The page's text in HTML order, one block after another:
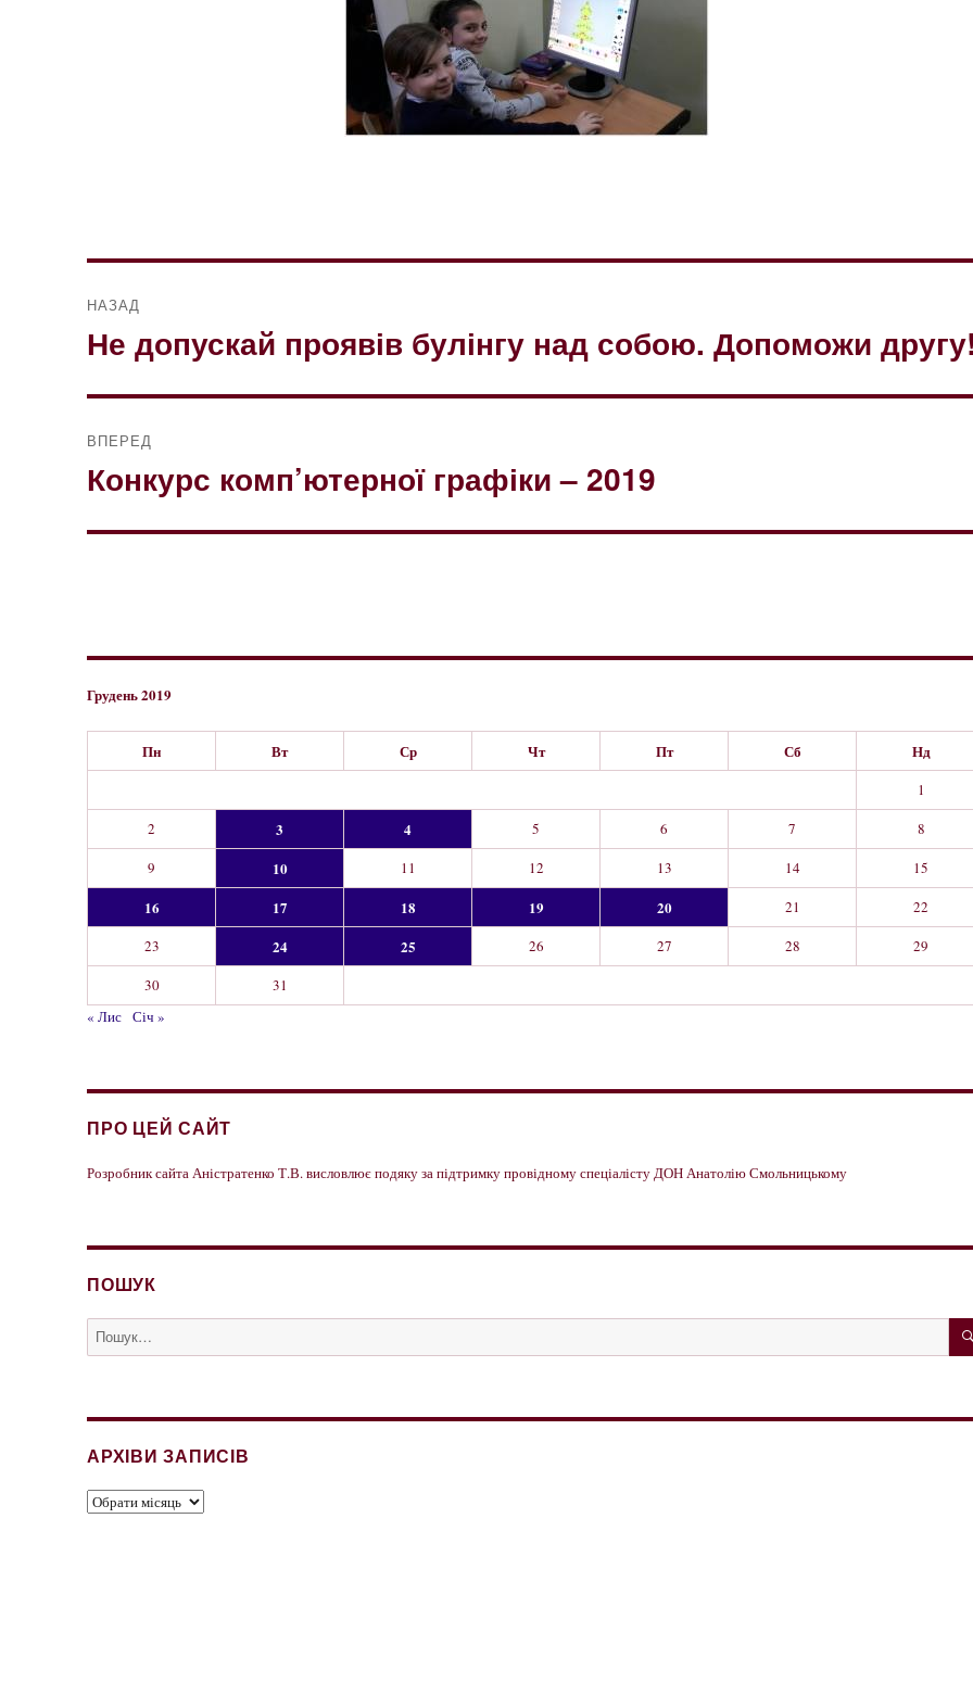
записів
НАЗАД
Попередній
запис:
Не допускай проявів булінгу над собою. Допоможи
ВПЕРЕД
Наступний
Конкурс комп’ютерної графіки – 2019
Грудень 2019
Пн Вт Ср Чт Пт Сб Нд
1
2
3 4 5 6 7
8
9
10 11 12 13 14 15
16 17 18 19 20 21
22
23
24 25 26 27 28
29
30
31
« Лис Січ »
ПРО ЦЕЙ САЙТ
Розробник сайта Аністратенко Т.В. висловлює подяку за підтримку провідному спеціалісту ДОН Анатолію Смольницькому
ПОШУК
Пошук
за
АРХІВИ ЗАПИСІВ
Архіви